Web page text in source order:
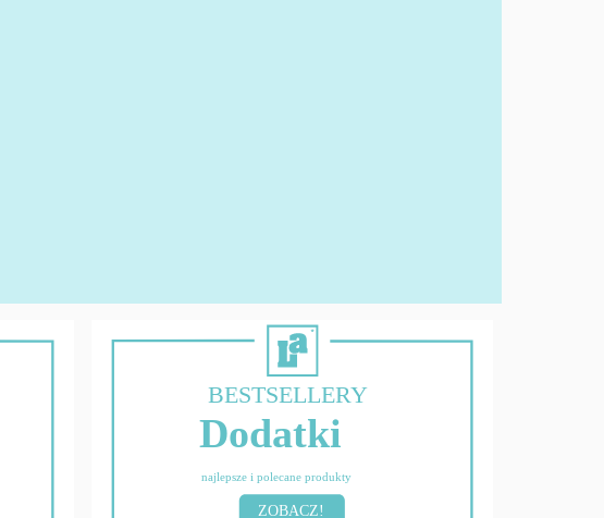
BESTSELLERY
Dodatki
najlepsze i polecane produkty
ZOBACZ!